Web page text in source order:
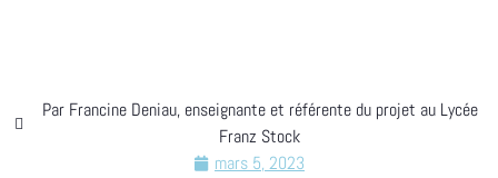
Par Francine Deniau, enseignante et référente du projet au Lycée
Franz Stock
mars 5, 2023